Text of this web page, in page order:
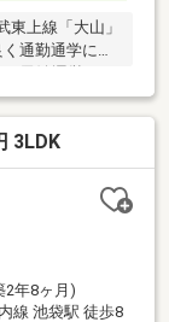
線「大山」
通勤通学に便
ビニ・スーパ
♪お問い合わせ
‥…
店がございま
ドキャストま
のお困りの方
3LDK
2年8ヶ月)
線 池袋駅 徒歩8